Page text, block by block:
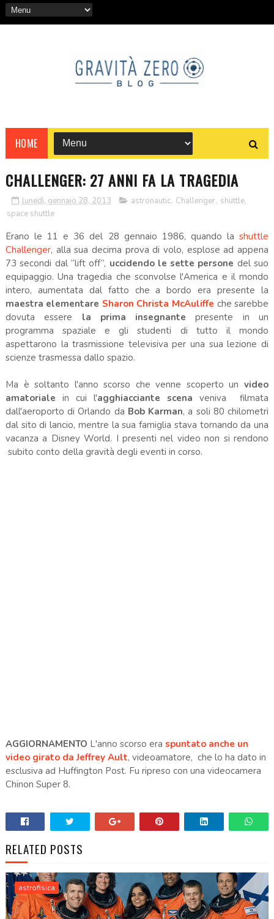
HOME
CHALLENGER: 27 ANNI FA LA TRAGEDIA
lunedì, gennaio 28, 2013 astronautic, Challenger, shuttle,
space shuttle
Erano le 11 e 36 del 28 gennaio 1986, quando lashuttle
Challenger, alla sua decima prova di volo, esplose ad appena
73 secondi dal “lift off”, uccidendo le sette persone del suo
equipaggio. Una tragedia che sconvolse l'America e il mondo
intero, aumentata dal fatto che a bordo era presente la
maestra elementare Sharon Christa McAuliffe che sarebbe
dovuta essere la prima insegnantepresente in un
programma spaziale e gli studenti di tutto il mondo
aspettarono la trasmissione televisiva per una sua lezione di
scienze trasmessa dallo spazio.
Ma è soltanto l'anno scorso che venne scoperto unvideo
amatoriale in cui l'agghiacciante scenaveniva filmata
dall'aeroporto di Orlando da Bob Karman, a soli 80 chilometri
dal sito di lancio, mentre la sua famiglia stava tornando da una
vacanza a Disney World. I presenti nel video non si rendono
subito conto della gravità degli eventi in corso.
AGGIORNAMENTO L'anno scorso era spuntato anche un
video girato da Jeffrey Ault, videoamatore, che lo ha dato in
esclusiva ad Huffington Post. Fu ripreso con una videocamera
Chinon Super 8.
RELATED POSTS
astrofisica